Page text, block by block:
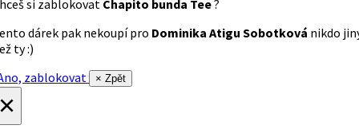
si zablokovat Chapito bunda Tee?
dárek pak nekoupí pro Dominika Atigu Sobotková nikdo
ty :)
zablokovat
× Zpět